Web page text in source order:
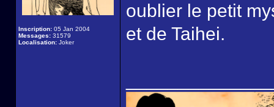
Inscription: 05 Jan 2004
Messages: 31579
Localisation: Joker
oublier le petit
et de Taihei.